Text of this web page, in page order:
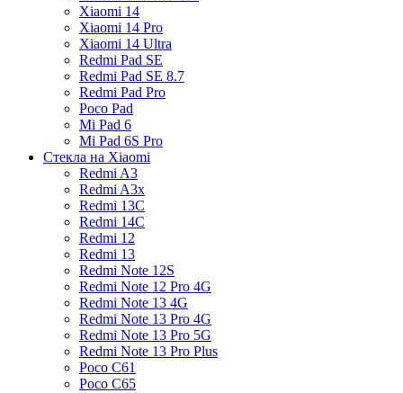
Xiaomi 14
Xiaomi 14 Pro
Xiaomi 14 Ultra
Redmi Pad SE
Redmi Pad SE 8.7
Redmi Pad Pro
Poco Pad
Mi Pad 6
Mi Pad 6S Pro
Стекла на Xiaomi
Redmi A3
Redmi A3x
Redmi 13C
Redmi 14C
Redmi 12
Redmi 13
Redmi Note 12S
Redmi Note 12 Pro 4G
Redmi Note 13 4G
Redmi Note 13 Pro 4G
Redmi Note 13 Pro 5G
Redmi Note 13 Pro Plus
Poco C61
Poco C65